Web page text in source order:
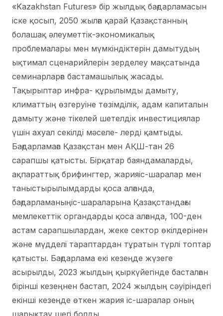
«Kazakhstan Futures» бір жылдық бағдарламасын
іске қосып, 2050 жылға қарай Қазақстанның
болашақ әлеуметтік-экономикалық
проблемалары мен мүмкіндіктерін дамытудың
ықтимал сценарийлерін зерделеу мақсатында
семинарларға бастамашылық жасады.
Тақырыптар инфра- құрылымды дамыту,
климаттың өзгеруіне төзімділік, адам капиталын
дамыту және тікелей шетелдік инвестициялар
үшін ахуал секілді мәселе- лерді қамтыды.
Бағдарламаға Қазақстан мен АҚШ-тан 26
сарапшы қатысты. Бірқатар баяндамаларды,
ақпараттық брифингтер, жарияіс-шаралар мен
таныстырылымдарды қоса алғанда,
бағдарламаныңіс-шараларына Қазақстандағы
мемлекеттік органдарды қоса алғанда, 100-ден
астам сарапшылардан, жеке сектор өкілдерінен
және мүдделі тараптардан тұратын түрлі топтар
қатысты. Бағдарлама екі кезеңде жүзеге
асырылды, 2023 жылдың қыркүйегінде басталған
бірінші кезеңнен бастап, 2024 жылдың сәуіріндегі
екінші кезеңде өткен жария іс-шаралар оның
шарықтау шегі болды.